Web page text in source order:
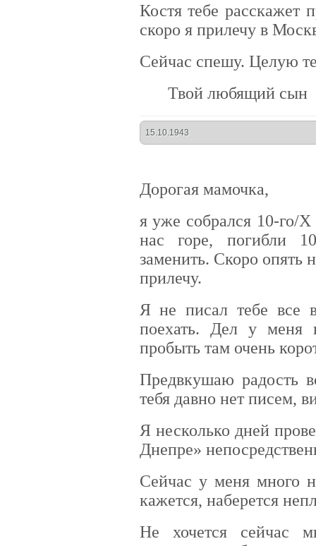
Костя тебе расскажет
скоро я прилечу в
Сейчас спешу. Целую
Твой любящий сын
15.10.1943
Дорогая мамочка,
я уже собрался 10-го/
нас горе, погибли
заменить. Скоро опять
прилечу.
Я не писал тебе все
поехать. Дел у меня
пробыть там очень
Предвкушаю радость
тебя давно нет писем,
Я несколько дней
Днепре»
Сейчас у меня много
кажется, наберется
Не хочется сейчас